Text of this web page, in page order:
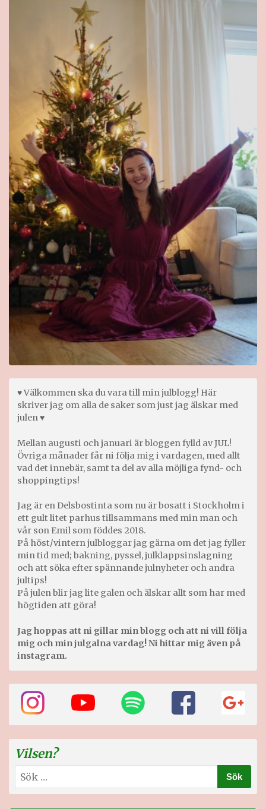
♥ Välkommen ska du vara till min julblogg! Här
skriver jag om alla de saker som just jag älskar med
julen ♥
Mellan augusti och januari är bloggen fylld av JUL!
Övriga månader får ni följa mig i vardagen, med allt
vad det innebär, samt ta del av alla möjliga fynd- och
shoppingtips!
Jag är en Delsbostinta som nu är bosatt i Stockholm i
ett gult litet parhus tillsammans med min man och
vår son Emil som föddes 2018.
På höst/vintern julbloggar jag gärna om det jag fyller
min tid med; bakning, pyssel, julklappsinslagning
och att söka efter spännande julnyheter och andra
jultips!
På julen blir jag lite galen och älskar allt som har med
högtiden att göra!
Jag hoppas att ni gillar min blogg och att ni vill följa
mig och min julgalna vardag! Ni hittar mig även på
instagram.
Vilsen?
Sök
efter: